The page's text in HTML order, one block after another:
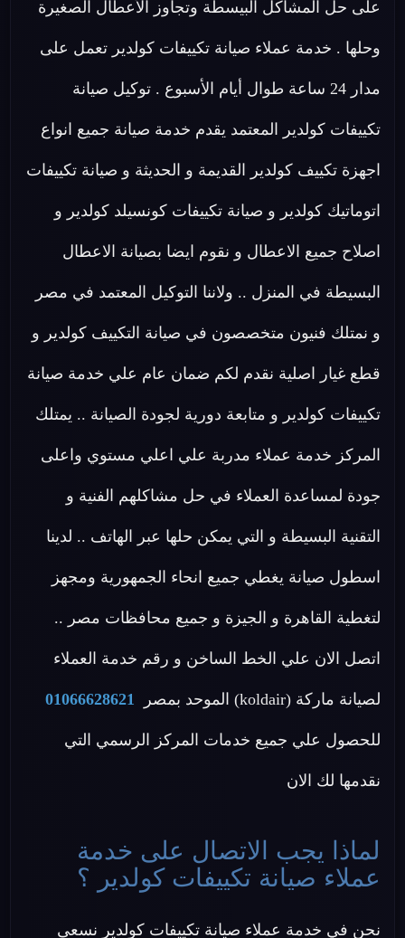
على حل المشاكل البيسطة وتجاوز الأعطال الصغيرة
وحلها . خدمة عملاء صيانة تكييفات كولدير تعمل على
مدار 24 ساعة طوال أيام الأسبوع . توكيل صيانة
تكييفات كولدير المعتمد يقدم خدمة صيانة جميع انواع
اجهزة تكييف كولدير القديمة و الحديثة و صيانة تكييفات
اتوماتيك كولدير و صيانة تكييفات كونسيلد كولدير و
اصلاح جميع الاعطال و نقوم ايضا بصيانة الاعطال
البسيطة في المنزل .. ولاننا التوكيل المعتمد في مصر
و نمتلك فنيون متخصصون في صيانة التكييف كولدير و
قطع غيار اصلية نقدم لكم ضمان عام علي خدمة صيانة
تكييفات كولدير و متابعة دورية لجودة الصيانة .. يمتلك
المركز خدمة عملاء مدربة علي اعلي مستوي واعلى
جودة لمساعدة العملاء في حل مشاكلهم الفنية و
التقنية البسيطة و التي يمكن حلها عبر الهاتف .. لدينا
اسطول صيانة يغطي جميع انحاء الجمهورية ومجهز
لتغطية القاهرة و الجيزة و جميع محافظات مصر ..
اتصل الان علي الخط الساخن و رقم خدمة العملاء
لصيانة ماركة (koldair) الموحد بمصر 01066628621
للحصول علي جميع خدمات المركز الرسمي التي
نقدمها لك الان
لماذا يجب الاتصال على خدمة
عملاء صيانة تكييفات كولدير ؟
نحن في خدمة عملاء صيانة تكييفات كولدير نسعى